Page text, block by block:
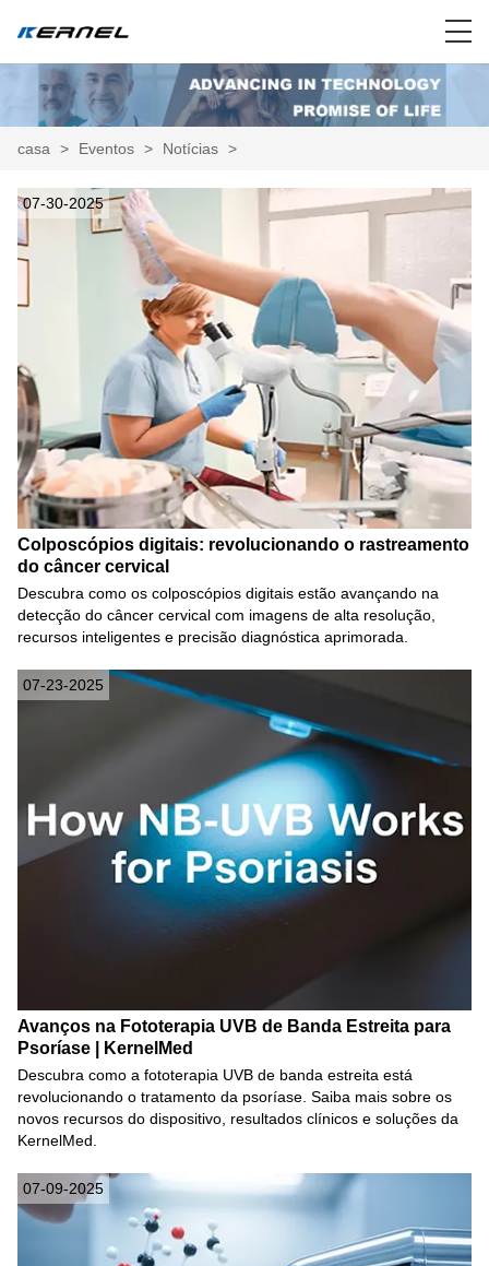
casa > Eventos > Notícias >
07-30-2025
Colposcópios digitais: revolucionando o rastreamento
do câncer cervical
Descubra como os colposcópios digitais estão avançando na
detecção do câncer cervical com imagens de alta resolução,
recursos inteligentes e precisão diagnóstica aprimorada.
07-23-2025
Avanços na Fototerapia UVB de Banda Estreita para
Psoríase | KernelMed
Descubra como a fototerapia UVB de banda estreita está
revolucionando o tratamento da psoríase. Saiba mais sobre os
novos recursos do dispositivo, resultados clínicos e soluções da
KernelMed.
07-09-2025